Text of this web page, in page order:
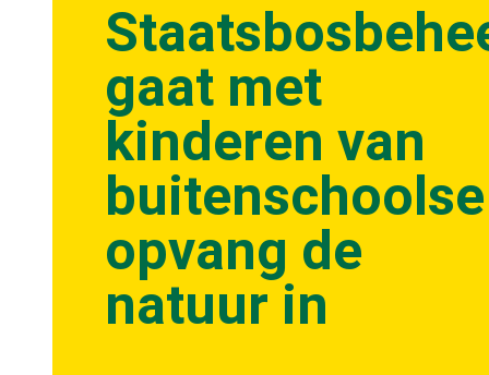
gaat met
kinderen van
buitenschoolse
opvang de
natuur in